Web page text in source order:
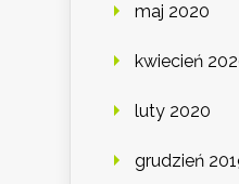
maj 2020
kwiecień
luty 2020
grudzień